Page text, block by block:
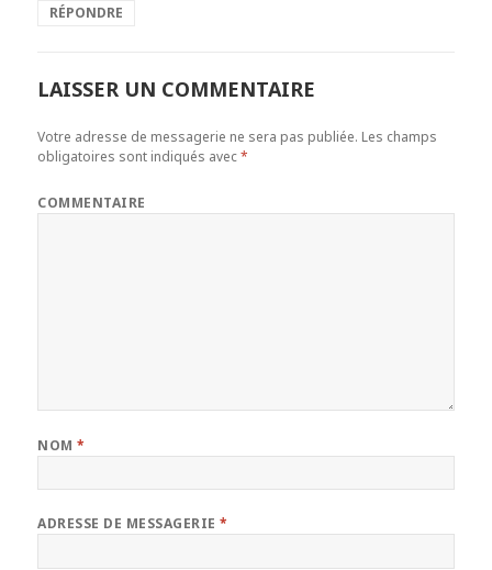
RÉPONDRE
LAISSER UN COMMENTAIRE
Votre adresse de messagerie ne sera pas publiée. Les champs
obligatoires sont indiqués avec*
COMMENTAIRE
NOM*
ADRESSE DE MESSAGERIE*